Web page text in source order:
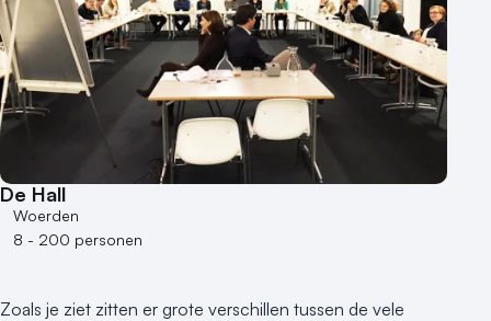
De Hall
Woerden
8 - 200 personen
Zoals je ziet zitten er grote verschillen tussen de vele